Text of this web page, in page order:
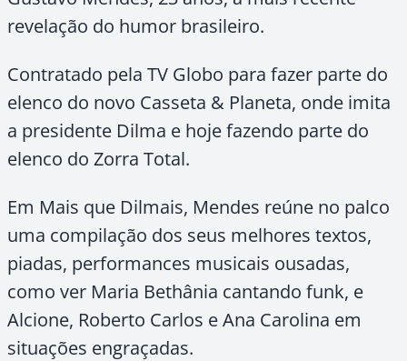
revelação do humor brasileiro.
Contratado pela TV Globo para fazer parte do
elenco do novo Casseta & Planeta, onde imita
a presidente Dilma e hoje fazendo parte do
elenco do Zorra Total.
Em Mais que Dilmais, Mendes reúne no palco
uma compilação dos seus melhores textos,
piadas, performances musicais ousadas,
como ver Maria Bethânia cantando funk, e
Alcione, Roberto Carlos e Ana Carolina em
situações engraçadas.